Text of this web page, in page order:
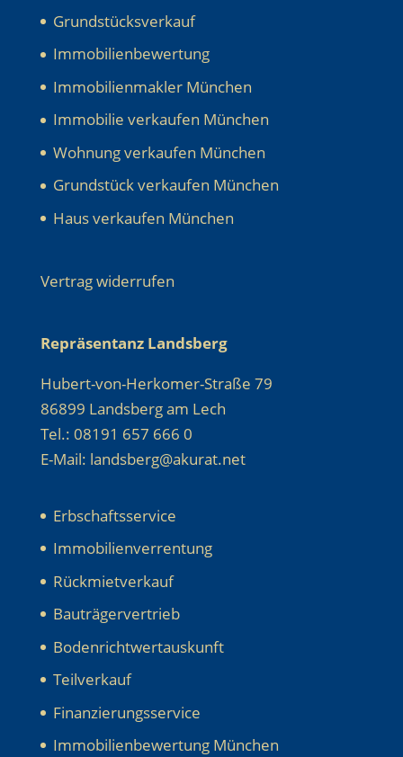
Grundstücksverkauf
Immobilienbewertung
Immobilienmakler München
Immobilie verkaufen München
Wohnung verkaufen München
Grundstück verkaufen München
Haus verkaufen München
Vertrag widerrufen
Repräsentanz Landsberg
Hubert-von-Herkomer-Straße 79
86899 Landsberg am Lech
Tel.: 08191 657 666 0
E-Mail: landsberg@akurat.net
Erbschaftsservice
Immobilienverrentung
Rückmietverkauf
Bauträgervertrieb
Bodenrichtwertauskunft
Teilverkauf
Finanzierungsservice
Immobilienbewertung München